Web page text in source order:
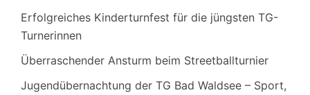
Erfolgreiches Kinderturnfest für die jüngsten TG-
Turnerinnen
Überraschender Ansturm beim Streetballturnier
Jugendübernachtung der TG Bad Waldsee – Sport,